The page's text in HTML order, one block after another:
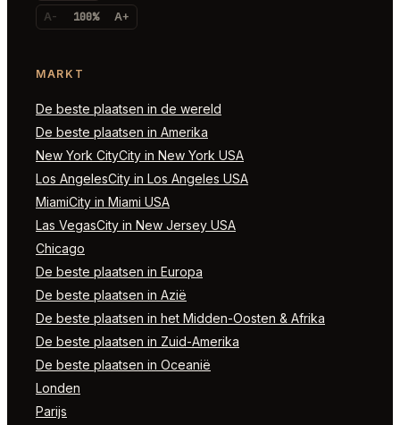
A- 100% A+
MARKT
De beste plaatsen in de wereld
De beste plaatsen in Amerika
New York CityCity in New York USA
Los AngelesCity in Los Angeles USA
MiamiCity in Miami USA
Las VegasCity in New Jersey USA
Chicago
De beste plaatsen in Europa
De beste plaatsen in Azië
De beste plaatsen in het Midden-Oosten & Afrika
De beste plaatsen in Zuid-Amerika
De beste plaatsen in Oceanië
Londen
Parijs